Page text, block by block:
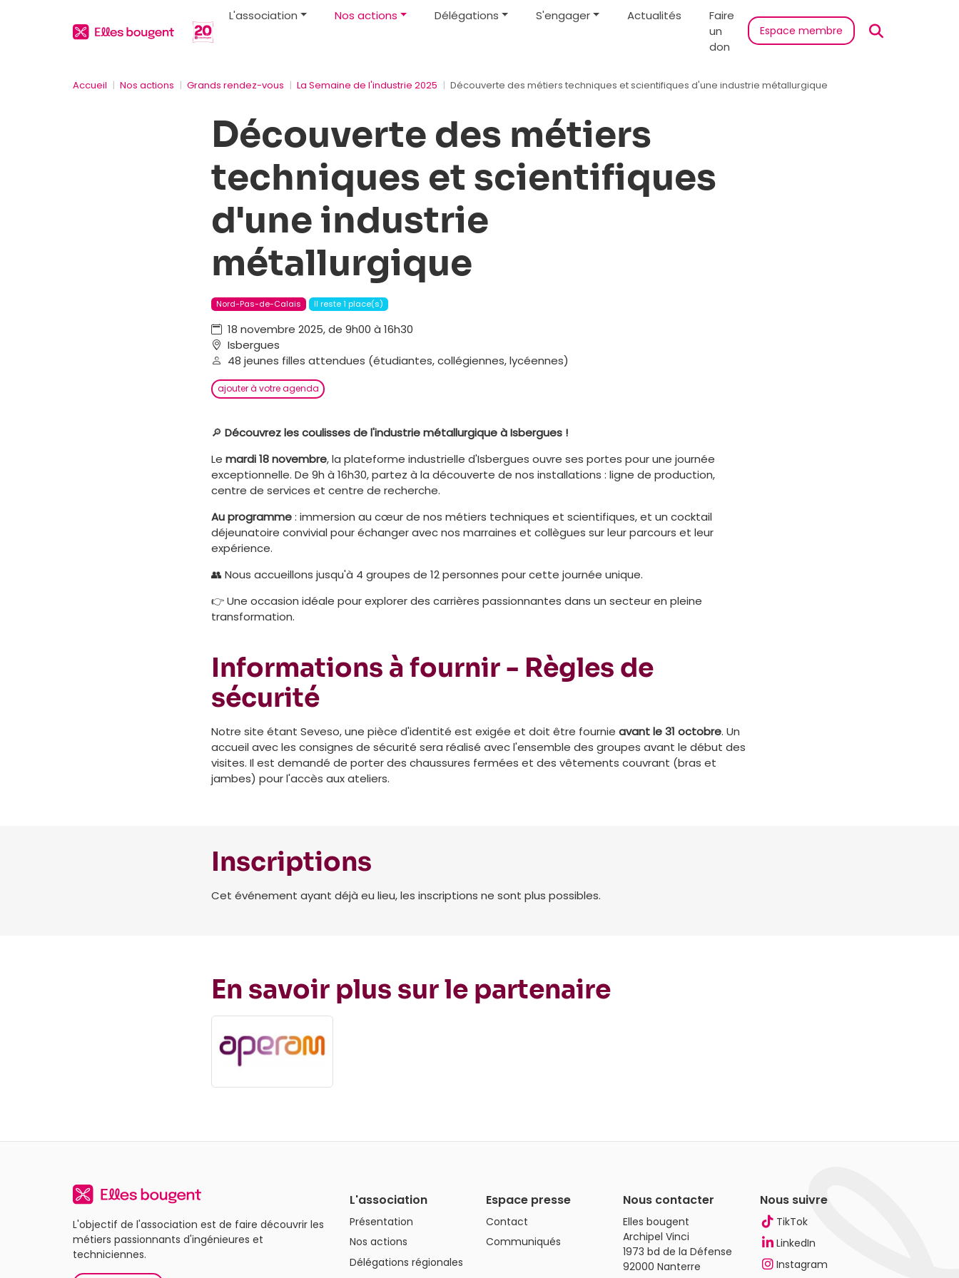
L'association Nos actions Délégations S'engager Actualités
Faire
un
don
Espace membre
Accueil Nos actions Grands rendez-vous La Semaine de l'industrie 2025 Découverte des métiers techniques et scientifiques d'une industrie métallurgique
Découverte des métiers
techniques et scientifiques
d'une industrie
métallurgique
Nord-Pas-de-Calais Il reste 1 place(s)
18 novembre 2025, de 9h00 à 16h30
Isbergues
48 jeunes filles attendues (étudiantes, collégiennes, lycéennes)
ajouter à votre agenda
🔎 Découvrez les coulisses de l'industrie métallurgique à Isbergues !
Le mardi 18 novembre, la plateforme industrielle d'Isbergues ouvre ses portes pour une journée
exceptionnelle. De 9h à 16h30, partez à la découverte de nos installations : ligne de production,
centre de services et centre de recherche.
Au programme: immersion au cœur de nos métiers techniques et scientifiques, et un cocktail
déjeunatoire convivial pour échanger avec nos marraines et collègues sur leur parcours et leur
expérience.
👥 Nous accueillons jusqu'à 4 groupes de 12 personnes pour cette journée unique.
👉 Une occasion idéale pour explorer des carrières passionnantes dans un secteur en pleine
transformation.
Informations à fournir - Règles de
sécurité
Notre site étant Seveso, une pièce d'identité est exigée et doit être fournie avant le 31 octobre. Un
accueil avec les consignes de sécurité sera réalisé avec l'ensemble des groupes avant le début des
visites. Il est demandé de porter des chaussures fermées et des vêtements couvrant (bras et
jambes) pour l'accès aux ateliers.
Inscriptions
Cet événement ayant déjà eu lieu, les inscriptions ne sont plus possibles.
En savoir plus sur le partenaire
L'objectif de l'association est de faire découvrir les
métiers passionnants d'ingénieures et
techniciennes.
L'association
Présentation
Nos actions
Délégations régionales
Espace presse
Contact
Communiqués
Nous contacter
Elles bougent
Archipel Vinci
1973 bd de la Défense
92000 Nanterre
Nous suivre
TikTok
LinkedIn
Instagram